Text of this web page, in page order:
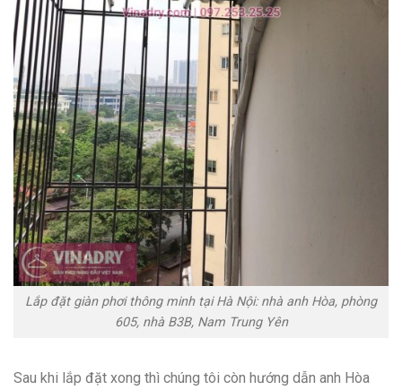
Lắp đặt giàn phơi thông minh tại Hà Nội: nhà anh Hòa, phòng
605, nhà B3B, Nam Trung Yên
Sau khi lắp đặt xong thì chúng tôi còn hướng dẫn anh Hòa